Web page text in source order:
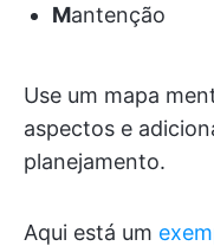
Mantenção
Use um mapa
aspectos e
planejamento.
Aqui está um